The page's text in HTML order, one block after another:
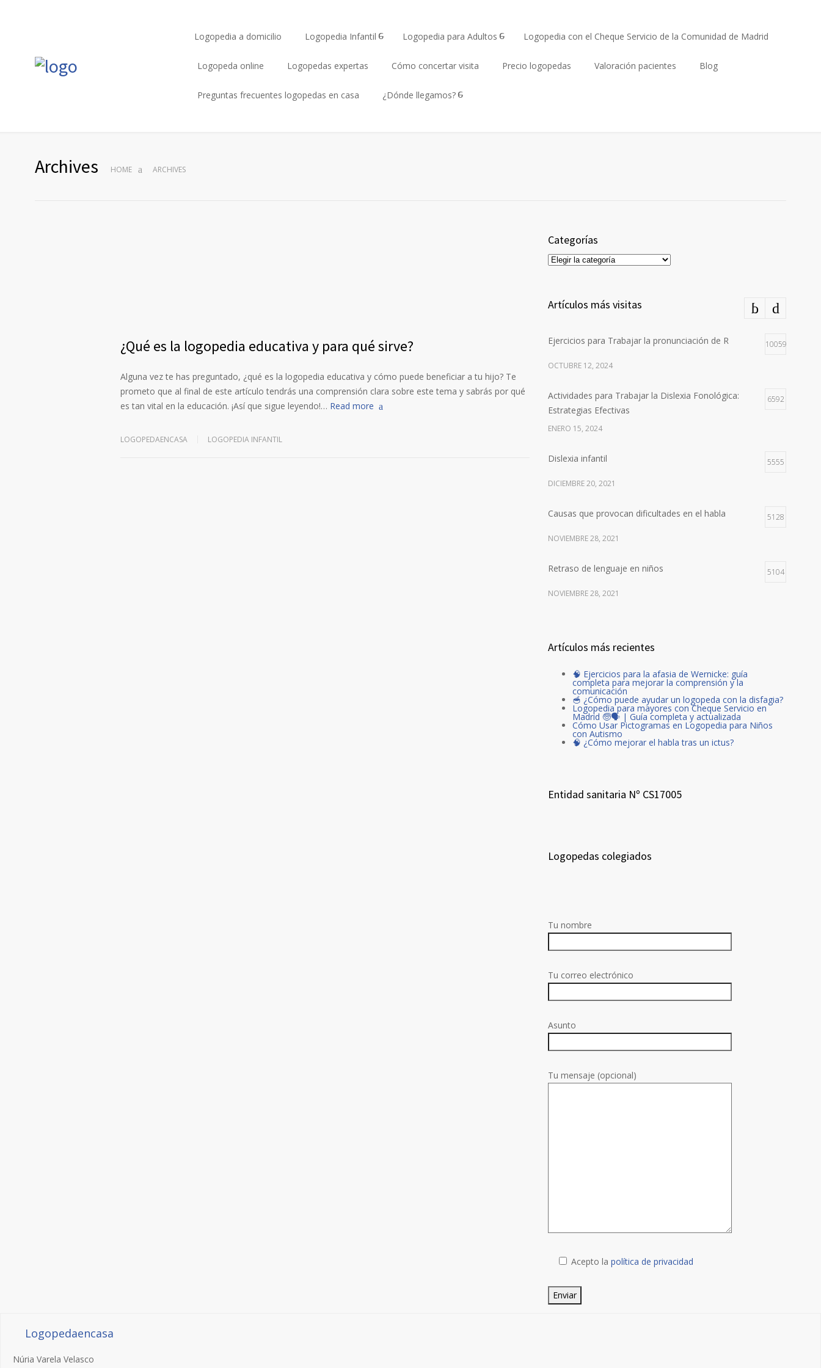
Logopedia a domicilio Logopedia Infantil Logopedia para Adultos Logopedia con el Cheque Servicio de la Comunidad de Madrid
Logopeda online Logopedas expertas Cómo concertar visita Precio logopedas Valoración pacientes Blog
Preguntas frecuentes logopedas en casa ¿Dónde llegamos?
Archives HOME ARCHIVES
¿Qué es la logopedia educativa y para qué sirve?
Alguna vez te has preguntado, ¿qué es la logopedia educativa y cómo puede beneficiar a tu hijo? Te
prometo que al final de este artículo tendrás una comprensión clara sobre este tema y sabrás por qué
es tan vital en la educación. ¡Así que sigue leyendo!… Read more
LOGOPEDAENCASA LOGOPEDIA INFANTIL
Categorías
Categorías
Artículos más visitas
Ejercicios para Trabajar la pronunciación de R 10059
OCTUBRE 12, 2024
Actividades para Trabajar la Dislexia Fonológica:
Estrategias Efectivas
6592
ENERO 15, 2024
Dislexia infantil 5555
DICIEMBRE 20, 2021
Causas que provocan dificultades en el habla 5128
NOVIEMBRE 28, 2021
Retraso de lenguaje en niños 5104
NOVIEMBRE 28, 2021
Artículos más recientes
🧠 Ejercicios para la afasia de Wernicke: guía
completa para mejorar la comprensión y la
comunicación
🥣 ¿Cómo puede ayudar un logopeda con la disfagia?
Logopedia para mayores con Cheque Servicio en
Madrid 🧓🗣️ | Guía completa y actualizada
Cómo Usar Pictogramas en Logopedia para Niños
con Autismo
🧠 ¿Cómo mejorar el habla tras un ictus?
Entidad sanitaria Nº CS17005
Logopedas colegiados
Tu nombre
Tu correo electrónico
Asunto
Tu mensaje (opcional)
Acepto la política de privacidad
Logopedaencasa
Núria Varela Velasco